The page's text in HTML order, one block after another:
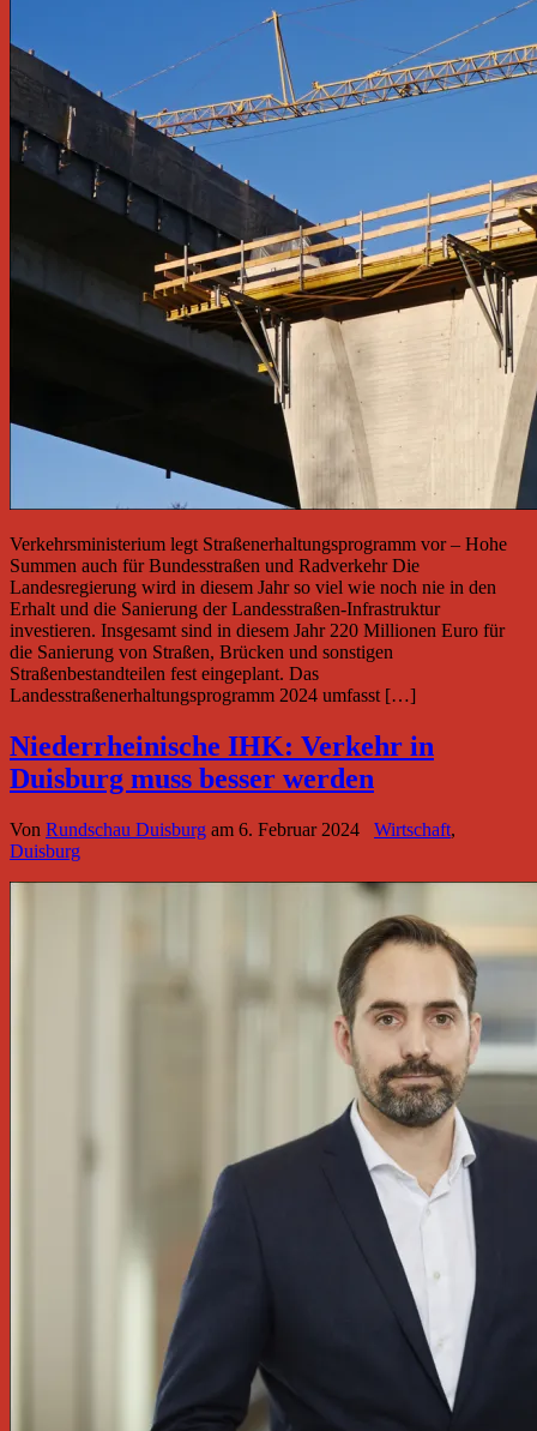
Verkehrsministerium legt Straßenerhaltungsprogramm vor – Hohe
Summen auch für Bundesstraßen und Radverkehr Die
Landesregierung wird in diesem Jahr so viel wie noch nie in den
Erhalt und die Sanierung der Landesstraßen-Infrastruktur
investieren. Insgesamt sind in diesem Jahr 220 Millionen Euro für
die Sanierung von Straßen, Brücken und sonstigen
Straßenbestandteilen fest eingeplant. Das
Landesstraßenerhaltungsprogramm 2024 umfasst […]
Niederrheinische IHK: Verkehr in
Duisburg muss besser werden
Von Rundschau Duisburg am 6. Februar 2024 Wirtschaft,
Duisburg